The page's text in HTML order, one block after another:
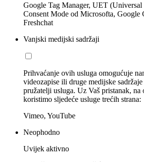
Google Tag Manager, UET
Consent Mode od Microsofta, Google
Freshchat
Vanjski medijski sadržaji
Prihvaćanje ovih usluga omogućuje
videozapise ili druge medijske
pružatelji usluga. Uz Vaš pristanak, na
koristimo sljedeće usluge trećih strana:
Vimeo, YouTube
Neophodno
Uvijek aktivno